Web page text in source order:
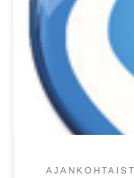
Kolmostaso
kello 17:00-21:00
ilmoittautuminen: